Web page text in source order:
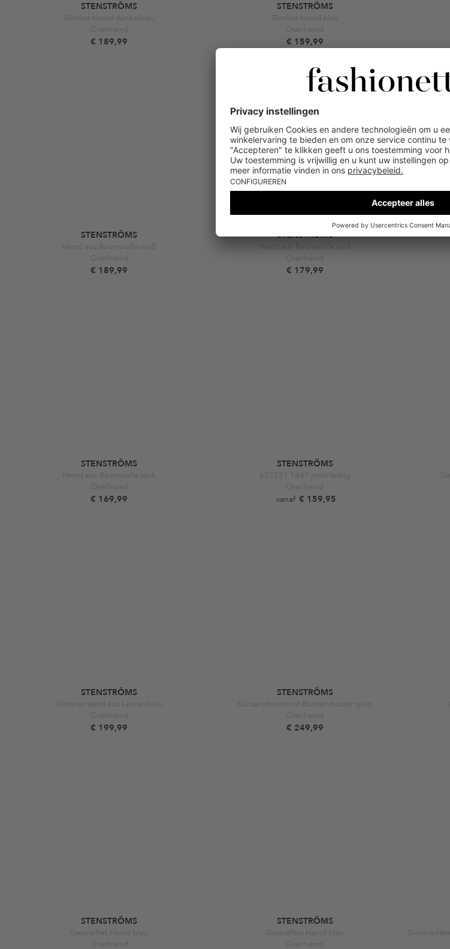
STENSTRÖMS
Slimline Hemd dunkelblau
Overhemd
€ 189,99
STENSTRÖMS
Slimline Hemd blau
Overhemd
€ 159,99
STENSTRÖMS
Hemd aus Baumwolle weiß
Overhemd
€ 189,99
STENSTRÖMS
Hemd aus Baumwolle pink
Overhemd
€ 179,99
STENSTRÖMS
Hemd aus Baumwolle pink
Overhemd
€ 169,99
STENSTRÖMS
622771 1467 mehrfarbig
Overhemd
vanaf € 159,95
STENSTRÖMS
Slimline Hemd aus Leinen blau
Overhemd
€ 199,99
STENSTRÖMS
Kurzarmhemd mit Blumenmuster grün
Overhemd
€ 249,99
STENSTRÖMS
Gestreiftes Hemd blau
Overhemd
STENSTRÖMS
Gestreiftes Hemd blau
Overhemd
Slimline